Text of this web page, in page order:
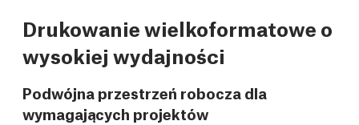
Drukowanie wielkoformatowe o
wysokiej wydajności
Podwójna przestrzeń robocza dla
wymagających projektów